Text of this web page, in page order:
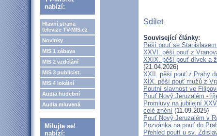
nabízí:
Hlavní strana
televize TV-MIS.cz
Novinky
MIS 1 zábava
MIS 2 vzdělání
MIS 3 publicist.
MIS 4 lokální
Audia hudební
Audia mluvená
Milujte se!
nabízí:
Sdílet
Související články:
Pěší pouť se
XXVI. pěší pouť z
XXIX. pěší pouť dívek a
(21.04.2026)
XXII. pěší pouť z Prahy
XIX. pěší pouť mužů z
Poutní slavnost ve
Pouť Nový Jeruzalém -
Promluvy na jubilejní
celé znění (11.09.2025)
Pouť Nový Jeruzalém v
Pozvánka na pouť do
Přehled poutí u sv.